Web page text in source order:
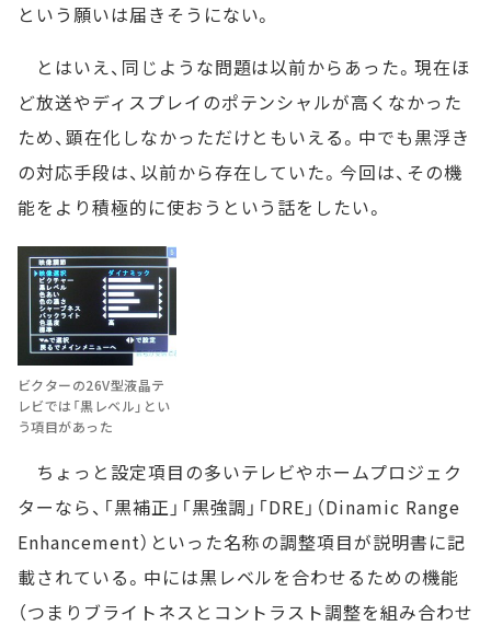
という願いは届きそうにない。
とはいえ、同じような問題は以前からあった。現在ほ
ど放送やディスプレイのポテンシャルが高くなかった
ため、顕在化しなかっただけともいえる。中でも黒浮き
の対応手段は、以前から存在していた。今回は、その機
能をより積極的に使おうという話をしたい。
ビクターの26V型液晶テ
レビでは「黒レベル」とい
う項目があった
ちょっと設定項目の多いテレビやホームプロジェク
ターなら、「黒補正」「黒強調」「DRE」（Dinamic Range
Enhancement）といった名称の調整項目が説明書に記
載されている。中には黒レベルを合わせるための機能
（つまりブライトネスとコントラスト調整を組み合わせ